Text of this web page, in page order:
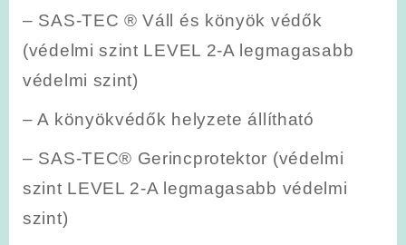
– SAS-TEC ® Váll és könyök védők
(védelmi szint LEVEL 2-A legmagasabb
védelmi szint)
– A könyökvédők helyzete állítható
– SAS-TEC® Gerincprotektor (védelmi
szint LEVEL 2-A legmagasabb védelmi
szint)